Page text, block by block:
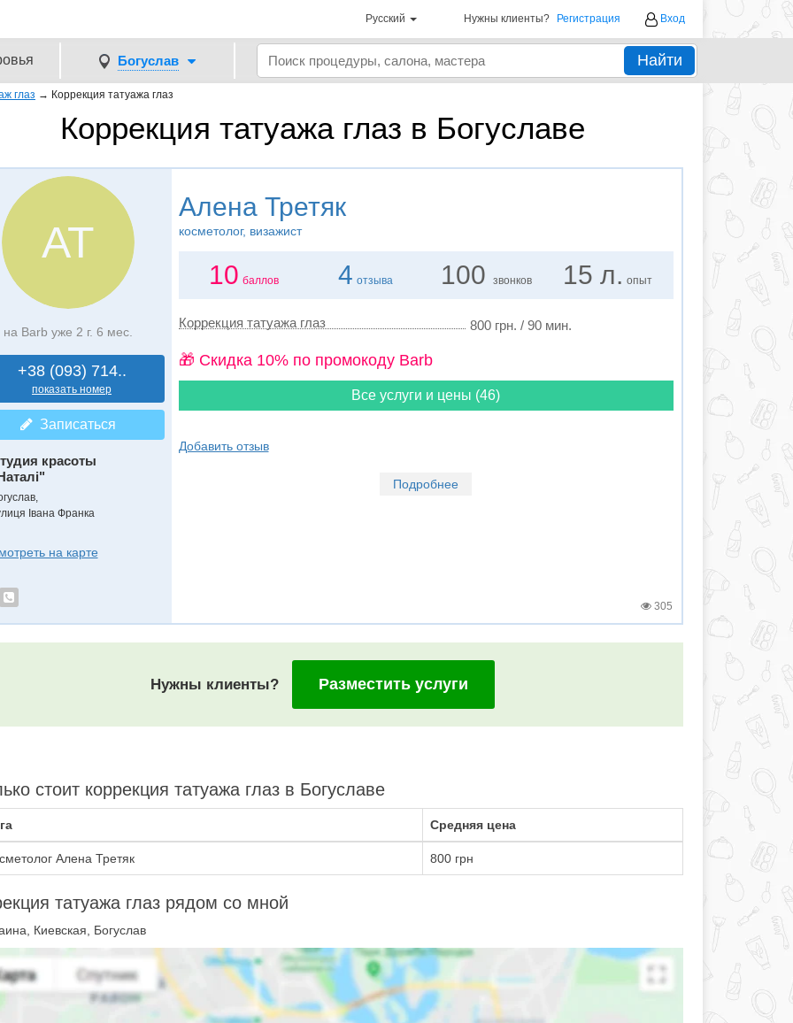
Русский Нужны клиенты? Регистрация Вход
Богуслав Найти
глаз → Коррекция татуажа глаз
Коррекция татуажа глаз в Богуславе
АТ
на Barb уже 2 г. 6 мес.
+38 (093) 714..
показать номер
Записаться
красоты
Івана Франка
на карте
Алена Третяк
косметолог, визажист
10 баллов 4 отзыва 100 звонков 15 л. опыт
Коррекция татуажа глаз 800 грн. / 90 мин.
🎁 Cкидка 10% по промокоду Barb
Все услуги и цены (46)
Добавить отзыв
Подробнее
305
Нужны клиенты? Разместить услуги
стоит коррекция татуажа глаз в Богуславе
Средняя цена
Алена Третяк 800 грн
татуажа глаз рядом со мной
Киевская, Богуслав